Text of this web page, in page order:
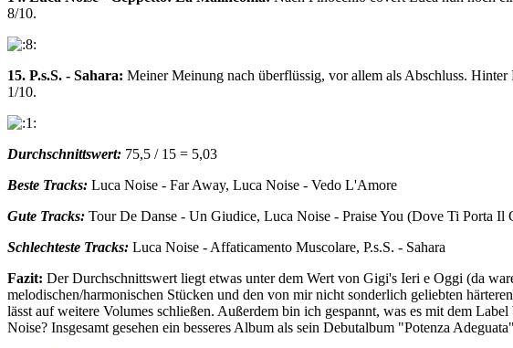
8/10.
15. P.s.S. - Sahara: Meiner Meinung nach überflüssig, vor allem als Abschluss.
1/10.
Durchschnittswert: 75,5 / 15 = 5,03
Beste Tracks: Luca Noise - Far Away, Luca Noise - Vedo L'Amore
Gute Tracks: Tour De Danse - Un Giudice, Luca Noise - Praise You (Dove Ti Porta
Schlechteste Tracks: Luca Noise - Affaticamento Muscolare, P.s.S. - Sahara
Fazit: Der Durchschnittswert liegt etwas unter dem Wert von Gigi's Ieri e Oggi (da
melodischen/harmonischen Stücken und den von mir nicht sonderlich geliebten
lässt auf weitere Volumes schließen. Außerdem bin ich gespannt, was es mit dem
Noise? Insgesamt gesehen ein besseres Album als sein Debutalbum "Potenza